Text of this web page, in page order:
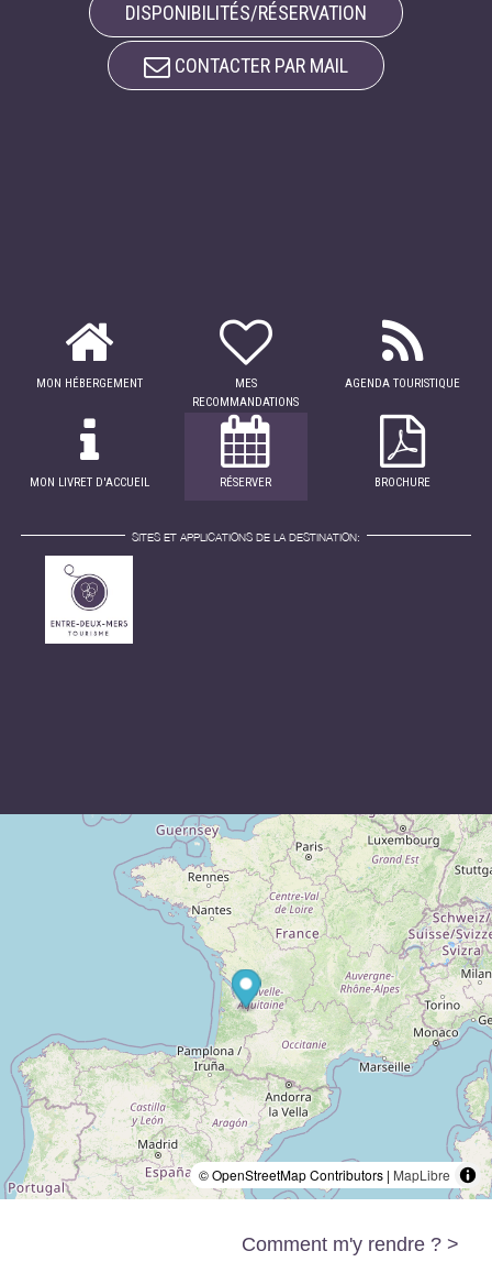
DISPONIBILITÉS/RÉSERVATION
CONTACTER PAR MAIL
MON HÉBERGEMENT
MES
RECOMMANDATIONS
AGENDA TOURISTIQUE
MON LIVRET D'ACCUEIL RÉSERVER BROCHURE
SITES ET APPLICATIONS DE LA DESTINATION:
© OpenStreetMap Contributors | MapLibre
Comment m'y rendre ? >